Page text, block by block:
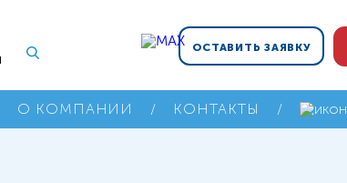
ОСТАВИТЬ ЗАЯВКУ
О КОМПАНИИ / КОНТАКТЫ /